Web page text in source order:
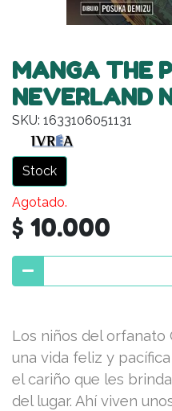
MANGA THE
NEVERLAND
SKU: 1633106051131
Stock
Agotado.
$ 10.000
Los niños del orfanato
una vida feliz y
el cariño que les
del lugar. Ahí viven